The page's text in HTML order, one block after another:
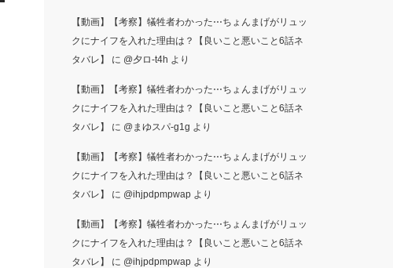
【動画】【考察】犠牲者わかった⋯ちょんまげがリュッ
クにナイフを入れた理由は？【良いこと悪いこと6話ネ
タバレ】
に @夕ロ-t4h より
【動画】【考察】犠牲者わかった⋯ちょんまげがリュッ
クにナイフを入れた理由は？【良いこと悪いこと6話ネ
タバレ】
に @まゆスパ-g1g より
【動画】【考察】犠牲者わかった⋯ちょんまげがリュッ
クにナイフを入れた理由は？【良いこと悪いこと6話ネ
タバレ】
に @ihjpdpmpwapより
【動画】【考察】犠牲者わかった⋯ちょんまげがリュッ
クにナイフを入れた理由は？【良いこと悪いこと6話ネ
タバレ】
に @ihjpdpmpwapより